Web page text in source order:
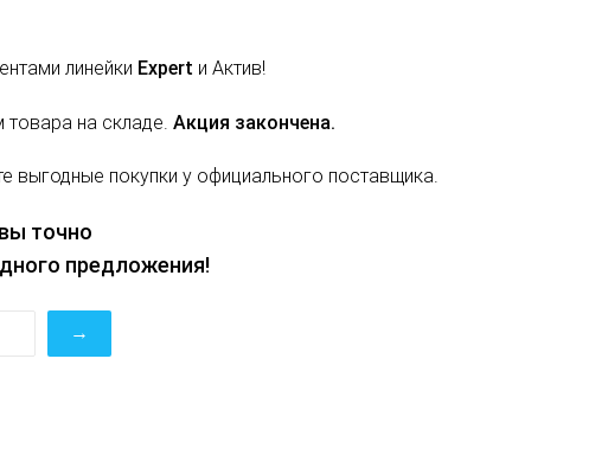
линейки Expert и Актив!
на складе. Акция закончена.
выгодные покупки у официального поставщика.
точно
предложения!